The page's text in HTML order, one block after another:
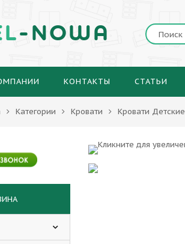
-NOWA
КОНТАКТЫ СТАТЬИ
Категории Кровати Кровати Детские